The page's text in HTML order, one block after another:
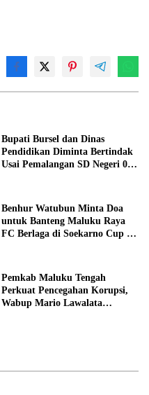
Bupati Bursel dan Dinas
Pendidikan Diminta Bertindak
Usai Pemalangan SD Negeri 09
Benhur Watubun Minta Doa
untuk Banteng Maluku Raya
FC Berlaga di Soekarno Cup U-
Pemkab Maluku Tengah
Perkuat Pencegahan Korupsi,
Wabup Mario Lawalata